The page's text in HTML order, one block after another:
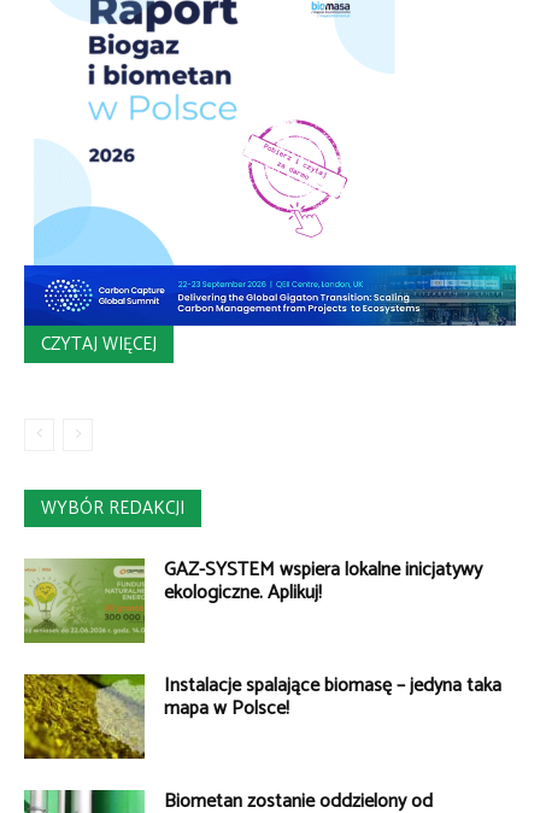
CZYTAJ WIĘCEJ
WYBÓR REDAKCJI
GAZ-SYSTEM wspiera lokalne inicjatywy
ekologiczne. Aplikuj!
Instalacje spalające biomasę – jedyna taka
mapa w Polsce!
Biometan zostanie oddzielony od